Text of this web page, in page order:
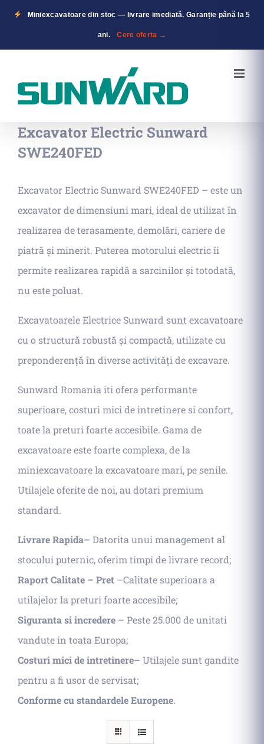
Miniexcavatoare din stoc — livrare imediată. Garanție până la 5
ani. Cere oferta →
content
Excavator Electric Sunward
SWE240FED
Excavator Electric Sunward SWE240FED – este un
excavator de dimensiuni mari, ideal de utilizat în
realizarea de terasamente, demolări, cariere de
piatră și minerit. Puterea motorului electric îi
permite realizarea rapidă a sarcinilor și totodată,
nu este poluat.
Excavatoarele Electrice Sunward sunt excavatoare
cu o structură robustă și compactă, utilizate cu
preponderență în diverse activități de excavare.
Sunward Romania iti ofera performante
superioare, costuri mici de intretinere si confort,
toate la preturi foarte accesibile. Gama de
excavatoare este foarte complexa, de la
miniexcavatoare la excavatoare mari, pe senile.
Utilajele oferite de noi, au dotari premium
standard.
Livrare Rapida– Datorita unui management al
stocului puternic, oferim timpi de livrare record;
Raport Calitate – Pret –Calitate superioara a
utilajelor la preturi foarte accesibile;
Siguranta si incredere – Peste 25.000 de unitati
vandute in toata Europa;
Costuri mici de intretinere– Utilajele sunt gandite
pentru a fi usor de servisat;
Conforme cu standardele Europene.